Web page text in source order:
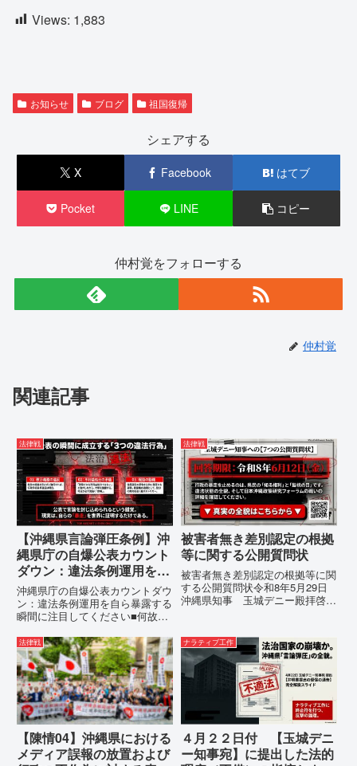
Views: 1,883
お知らせ ブログ 祖国復帰
シェアする
X Facebook はてブ
Pocket LINE コピー
仲村覚をフォローする
仲村覚
関連記事
法律戦
【沖縄県言論弾圧条例】沖
縄県庁の自爆公表カウント
ダウン：違法条例運用を自
ら暴露する瞬間に注目して
ください
沖縄県庁の自爆公表カウントダウ
ン：違法条例運用を自ら暴露する
瞬間に注目してください■何故、
テルを貼りたい本当の理由「なぜ
沖縄県庁は、法を無視してまで私
を封じ込めようとするのか。」そ
の理由は明確です。県政が統治
の...
法律戦
被害者無き差別認定の根拠
等に関する公開質問状
被害者無き差別認定の根拠等に関
する公開質問状令和8年5月29日
沖縄県知事 玉城デニー殿拝啓貴
ます。私は、適正な意見陳述（弁
明）を行うにあたり、沖縄県行政
手続条例第28条で定められた...
法律戦
【陳情04】沖縄県における
メディア誤報の放置および
ナラティブ工作
４月２２日付 【玉城デニ
ー知事宛】に提出した法的